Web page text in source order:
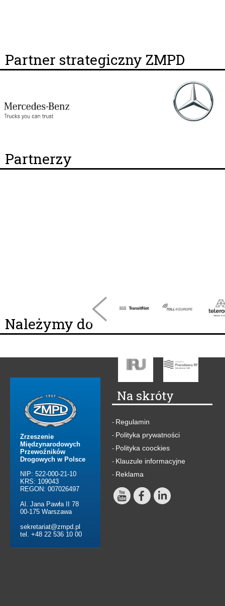
Partner strategiczny ZMPD
Partnerzy
Należymy do
Zrzeszenie
Międzynarodowych
Przewoźników
Drogowych w Polsce
NIP: 522-000-21-10
KRS: 109043
REGON: 007026497
Al. Jana Pawła II 78
00-175 Warszawa
sekretariat@zmpd.pl
tel. +48 22 536 10 00
Na skróty
- Regulamin
- Polityka prywatności
- Polityka coockies
- Klauzule informacyjne
- Reklama